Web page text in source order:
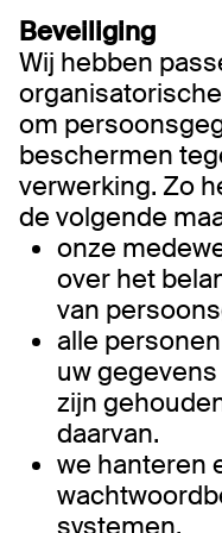
Beveiliging
Wij hebben
om
beschermen
verwerking. Zo
de volgende
onze
over het
van
alle
uw
zijn
daarvan.
we hanteren